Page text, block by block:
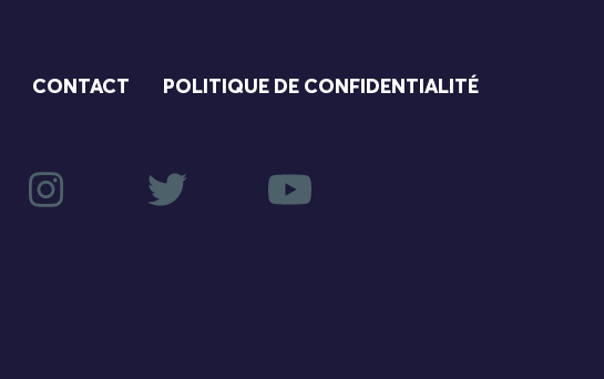
CONTACT POLITIQUE DE CONFIDENTIALITÉ